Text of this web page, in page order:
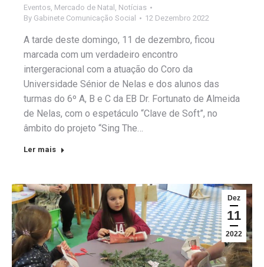
Eventos, Mercado de Natal , Notícias
By Gabinete Comunicação Social 12 Dezembro 2022
A tarde deste domingo, 11 de dezembro, ficou
marcada com um verdadeiro encontro
intergeracional com a atuação do Coro da
Universidade Sénior de Nelas e dos alunos das
turmas do 6º A, B e C da EB Dr. Fortunato de Almeida
de Nelas, com o espetáculo “Clave de Soft”, no
âmbito do projeto “Sing The…
Ler mais
Dez
11
2022